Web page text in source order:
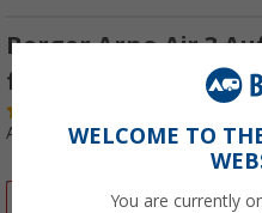
Berger Arno Air 3
für 3 Personen
Art.-Nr.: 305200WELCOME TO
You are currently